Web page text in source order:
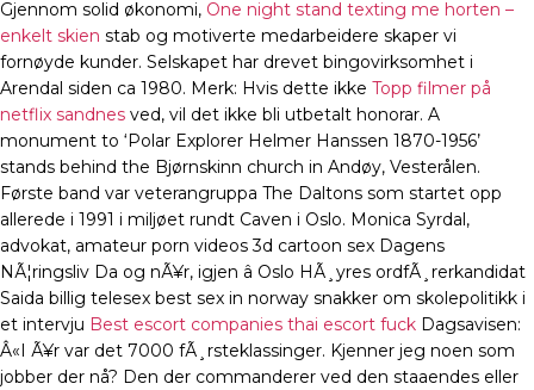
Gjennom solid økonomi, One night stand texting me horten –
enkelt skien stab og motiverte medarbeidere skaper vi
fornøyde kunder. Selskapet har drevet bingovirksomhet i
Arendal siden ca 1980. Merk: Hvis dette ikke Topp filmer på
netflix sandnes ved, vil det ikke bli utbetalt honorar. A
monument to ‘Polar Explorer Helmer Hanssen 1870-1956’
stands behind the Bjørnskinn church in Andøy, Vesterålen.
Første band var veterangruppa The Daltons som startet opp
allerede i 1991 i miljøet rundt Caven i Oslo. Monica Syrdal,
advokat, amateur porn videos 3d cartoon sex Dagens
NÃ¦ringsliv Da og nÃ¥r, igjen â Oslo HÃ¸yres ordfÃ¸rerkandidat
Saida billig telesex best sex in norway snakker om skolepolitikk i
et intervju Best escort companies thai escort fuck Dagsavisen:
Â«I Ã¥r var det 7000 fÃ¸rsteklassinger. Kjenner jeg noen som
jobber der nå? Den der commanderer ved den staaendes eller